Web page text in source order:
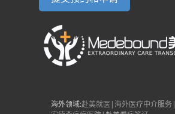
海外领域:赴美就医 | 海外医疗中介服务|